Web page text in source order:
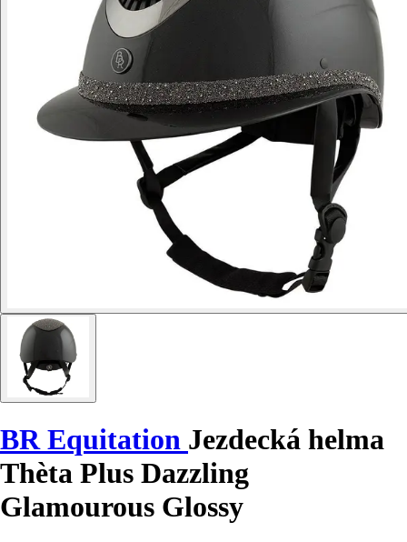
BR Equitation Jezdecká helma
Thèta Plus Dazzling
Glamourous Glossy